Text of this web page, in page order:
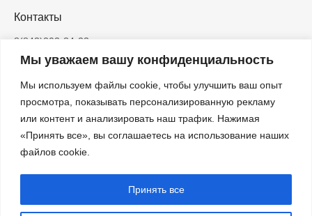
Мы уважаем вашу конфиденциальность
Мы используем файлы cookie, чтобы улучшить ваш опыт
просмотра, показывать персонализированную рекламу
или контент и анализировать наш трафик. Нажимая
«Принять все», вы соглашаетесь на использование наших
файлов cookie.
Принять все
Контакты
8(843)202-34-23
info@inbrig.ru
420083, Казань, ЖК «Весна», ул.
Азата Аббасова, д.5
ООО «ИНБРИГ» — строительство и
проектирование домов в Казани
ИНН 1686018032
Все контакты